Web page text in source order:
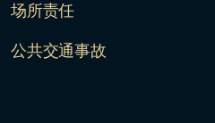
场所责任
公共交通事故